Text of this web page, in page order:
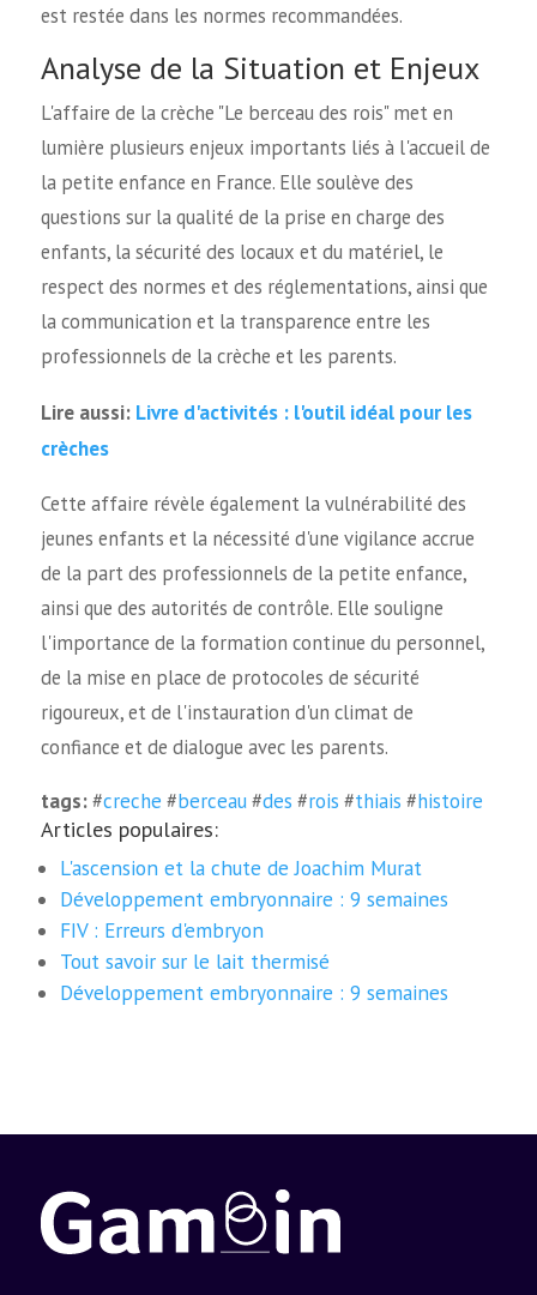
est restée dans les normes recommandées.
Analyse de la Situation et Enjeux
L'affaire de la crèche "Le berceau des rois" met en
lumière plusieurs enjeux importants liés à l'accueil de
la petite enfance en France. Elle soulève des
questions sur la qualité de la prise en charge des
enfants, la sécurité des locaux et du matériel, le
respect des normes et des réglementations, ainsi que
la communication et la transparence entre les
professionnels de la crèche et les parents.
Lire aussi: Livre d'activités : l'outil idéal pour les
crèches
Cette affaire révèle également la vulnérabilité des
jeunes enfants et la nécessité d'une vigilance accrue
de la part des professionnels de la petite enfance,
ainsi que des autorités de contrôle. Elle souligne
l'importance de la formation continue du personnel,
de la mise en place de protocoles de sécurité
rigoureux, et de l'instauration d'un climat de
confiance et de dialogue avec les parents.
tags:#creche #berceau#des #rois #thiais #histoire
Articles populaires:
L'ascension et la chute de Joachim Murat
Développement embryonnaire : 9 semaines
FIV : Erreurs d'embryon
Tout savoir sur le lait thermisé
Développement embryonnaire : 9 semaines